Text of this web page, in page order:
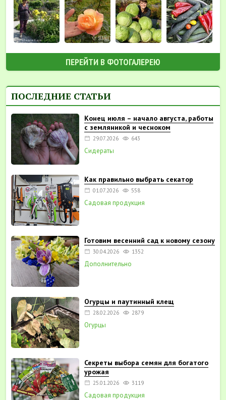
ПЕРЕЙТИ В ФОТОГАЛЕРЕЮ
ПОСЛЕДНИЕ СТАТЬИ
Конец июля – начало августа, работы
с земляникой и чесноком
29.07.2026 643
Сидераты
Как правильно выбрать секатор
01.07.2026 558
Садовая продукция
Готовим весенний сад к новому сезону
30.04.2026 1352
Дополнительно
Огурцы и паутинный клещ
28.02.2026 2879
Огурцы
Секреты выбора семян для богатого
урожая
25.01.2026 3119
Садовая продукция